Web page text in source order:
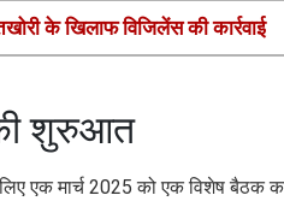
के खिलाफ विजिलेंस की कार्रवाई
शुरुआत
एक मार्च 2025 को एक विशेष बैठक